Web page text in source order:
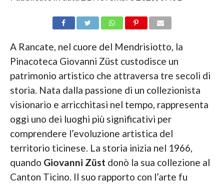
A Rancate, nel cuore del Mendrisiotto, la
Pinacoteca Giovanni Züst custodisce un
patrimonio artistico che attraversa tre secoli di
storia. Nata dalla passione di un collezionista
visionario e arricchitasi nel tempo, rappresenta
oggi uno dei luoghi più significativi per
comprendere l’evoluzione artistica del
territorio ticinese. La storia inizia nel 1966,
quando Giovanni Züst donò la sua collezione al
Canton Ticino. Il suo rapporto con l’arte fu